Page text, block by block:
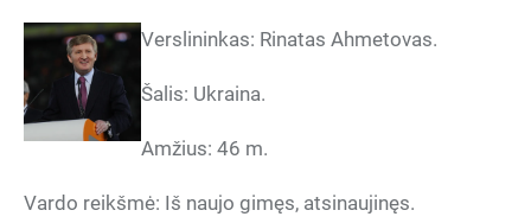
Verslininkas: Rinatas Ahmetovas.
Šalis: Ukraina.
Amžius: 46 m.
Vardo reikšmė: Iš naujo gimęs, atsinaujinęs.